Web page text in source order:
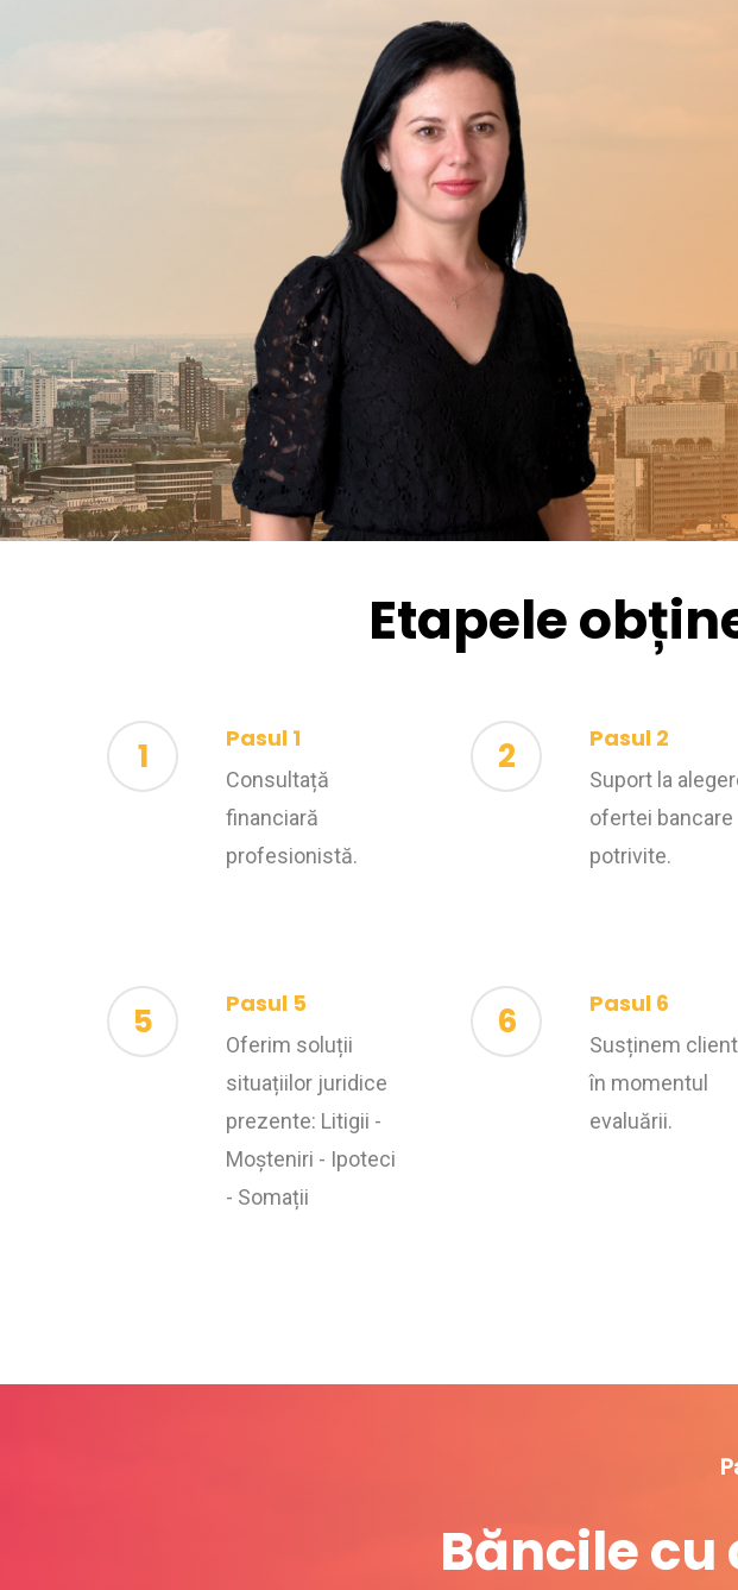
Etapele
1 Pasul 1
Consultață
financiară
profesionistă.
2 Pasul 2
Suport la
ofertei bancare
potrivite.
5 Pasul 5
Oferim soluții
situațiilor juridice
prezente: Litigii -
Moșteniri - Ipoteci
- Somații
6 Pasul 6
Susținem
în momentul
evaluării.
Băncilecu